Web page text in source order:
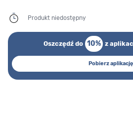
Produkt niedostępny
Oszczędź do 10% z
Pobierz aplikację